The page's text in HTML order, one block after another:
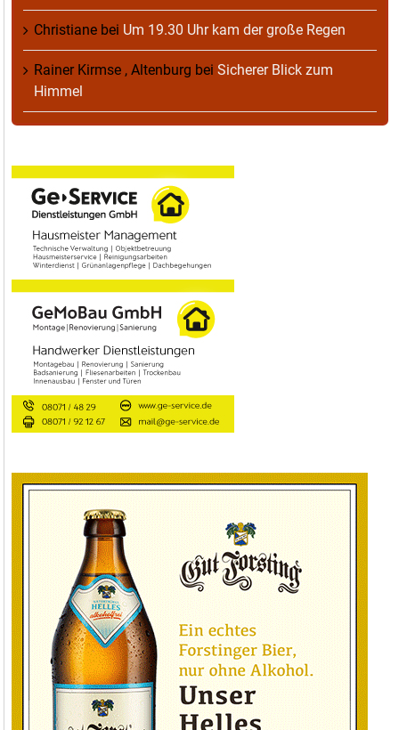
Christiane bei Um 19.30 Uhr kam der große Regen
Rainer Kirmse , Altenburg bei Sicherer Blick zum
Himmel